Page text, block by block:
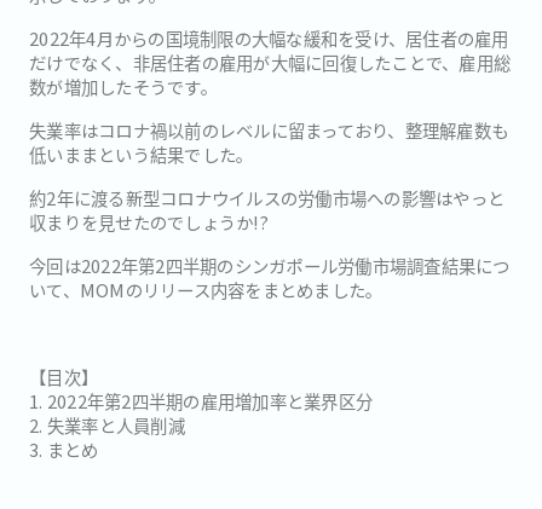
2022年4月からの国境制限の大幅な緩和を受け、居住者の雇用
だけでなく、非居住者の雇用が大幅に回復したことで、雇用総
数が増加したそうです。
失業率はコロナ禍以前のレベルに留まっており、整理解雇数も
低いままという結果でした。
約2年に渡る新型コロナウイルスの労働市場への影響はやっと
収まりを見せたのでしょうか!?
今回は2022年第2四半期のシンガポール労働市場調査結果につ
いて、MOMのリリース内容をまとめました。
【目次】
1. 2022年第2四半期の雇用増加率と業界区分
2. 失業率と人員削減
3. まとめ